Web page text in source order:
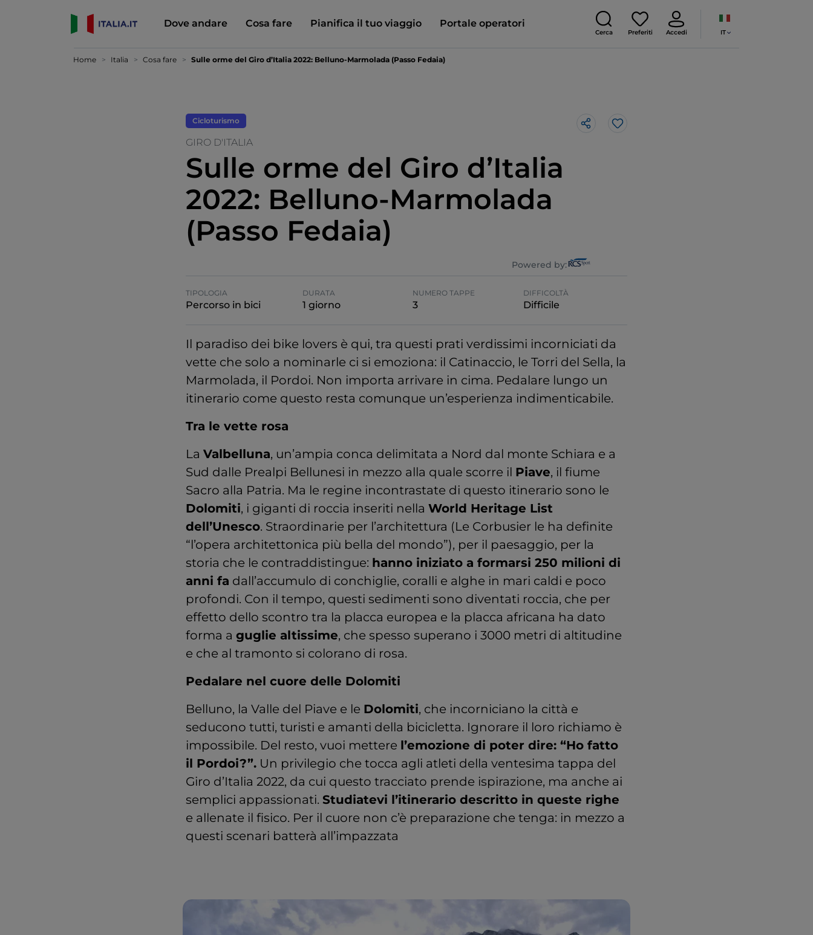
Dove andare Cosa fare Pianifica il tuo viaggio Portale operatori
Cerca Preferiti Accedi IT
Home Italia Cosa fare Sulle orme del Giro d’Italia 2022: Belluno-Marmolada (Passo Fedaia)
Cicloturismo
GIRO D'ITALIA
Sulle orme del Giro d’Italia
2022: Belluno-Marmolada
(Passo Fedaia)
Powered by:
TIPOLOGIA
Percorso in bici
DURATA
1 giorno
NUMERO TAPPE
3
DIFFICOLTÀ
Difficile
Il paradiso dei bike lovers è qui, tra questi prati verdissimi incorniciati da
vette che solo a nominarle ci si emoziona: il Catinaccio, le Torri del Sella, la
Marmolada, il Pordoi. Non importa arrivare in cima. Pedalare lungo un
itinerario come questo resta comunque un’esperienza indimenticabile.
Tra le vette rosa
La Valbelluna, un’ampia conca delimitata a Nord dal monte Schiara e a
Sud dalle Prealpi Bellunesi in mezzo alla quale scorre il Piave, il fiume
Sacro alla Patria. Ma le regine incontrastate di questo itinerario sono le
Dolomiti, i giganti di roccia inseriti nella World Heritage List
dell’Unesco. Straordinarie per l’architettura (Le Corbusier le ha definite
“l’opera architettonica più bella del mondo”), per il paesaggio, per la
storia che le contraddistingue: hanno iniziato a formarsi 250 milioni di
anni fa dall’accumulo di conchiglie, coralli e alghe in mari caldi e poco
profondi. Con il tempo, questi sedimenti sono diventati roccia, che per
effetto dello scontro tra la placca europea e la placca africana ha dato
forma a guglie altissime, che spesso superano i 3000 metri di altitudine
e che al tramonto si colorano di rosa.
Pedalare nel cuore delle Dolomiti
Belluno, la Valle del Piave e le Dolomiti, che incorniciano la città e
seducono tutti, turisti e amanti della bicicletta. Ignorare il loro richiamo è
impossibile. Del resto, vuoi mettere l’emozione di poter dire: “Ho fatto
il Pordoi?”. Un privilegio che tocca agli atleti della ventesima tappa del
Giro d’Italia 2022, da cui questo tracciato prende ispirazione, ma anche ai
semplici appassionati. Studiatevi l’itinerario descritto in queste righe
e allenate il fisico. Per il cuore non c’è preparazione che tenga: in mezzo a
questi scenari batterà all’impazzata
Like